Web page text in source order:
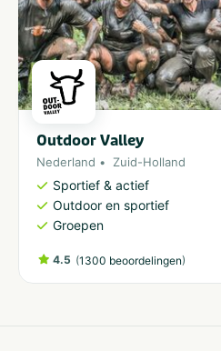
Outdoor Valley
Nederland Zuid-Holland
Sportief & actief
Outdoor en sportief
Groepen
4.5 (1300 beoordelingen)